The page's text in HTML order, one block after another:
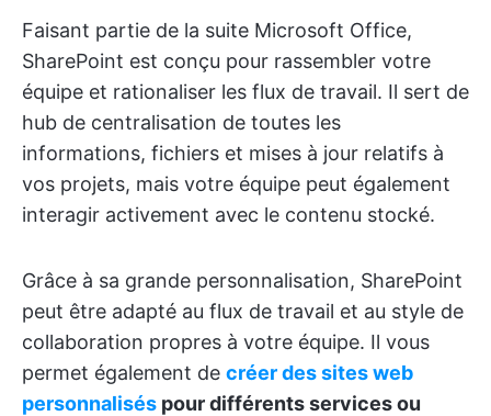
Faisant partie de la suite Microsoft Office,
SharePoint est conçu pour rassembler votre
équipe et rationaliser les flux de travail. Il sert de
hub de centralisation de toutes les
informations, fichiers et mises à jour relatifs à
vos projets, mais votre équipe peut également
interagir activement avec le contenu stocké.
Grâce à sa grande personnalisation, SharePoint
peut être adapté au flux de travail et au style de
collaboration propres à votre équipe. Il vous
permet également de créer des sites web
personnalisés pour différents services ou